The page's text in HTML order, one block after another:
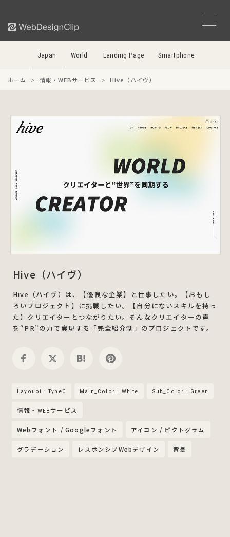
Japan World Landing Page Smartphone
ホーム 情報・WEBサービス Hive（ハイヴ）
Hive（ハイヴ）
Hive（ハイヴ）は、【優良な企業】と仕事したい。【おもし
ろいプロジェクト】に挑戦したい。【⾃分にないスキルを持っ
た】クリエイターとつながりたい。そんなクリエイターの声
を“PR”の⼒で実現する「完全紹介制」のプロジェクトです。
Layouot : TypeC Main_Color : White Sub_Color : Green
情報・WEBサービス
Webフォント / Googleフォント アイコン / ピクトグラム
グラデーション レスポンシブWebデザイン 背景